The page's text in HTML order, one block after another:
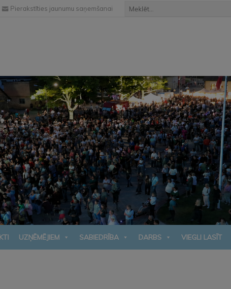
Pierakstīties jaunumu saņemšanai
UZŅĒMĒJIEM SABIEDRĪBA DARBS VIEGLI LASĪT